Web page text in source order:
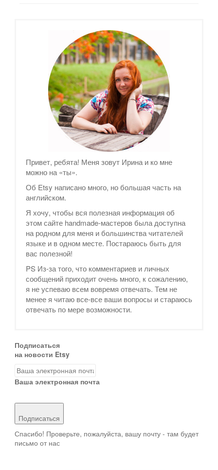
Привет, ребята! Меня зовут Ирина и ко мне
можно на «ты».
Об Etsy написано много, но большая часть на
английском.
Я хочу, чтобы вся полезная информация об
этом сайте handmade-мастеров была доступна
на родном для меня и большинства читателей
языке и в одном месте. Постараюсь быть для
вас полезной!
PS Из-за того, что комментариев и личных
сообщений приходит очень много, к сожалению,
я не успеваю всем вовремя отвечать. Тем не
менее я читаю все-все ваши вопросы и стараюсь
отвечать по мере возможности.
Подписаться
на новости Etsy
Ваша электронная почта
Подписаться
Спасибо! Проверьте, пожалуйста, вашу почту - там будет
письмо от нас